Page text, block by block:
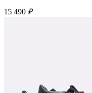
15 490 ₽